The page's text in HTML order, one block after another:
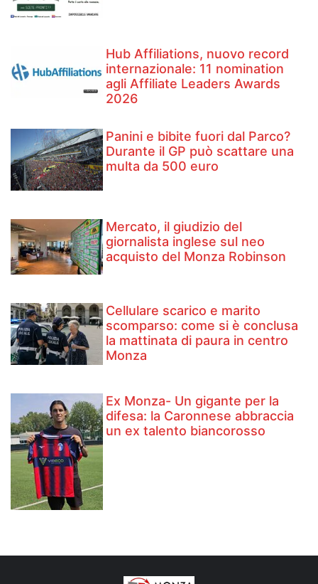
Hub Affiliations, nuovo record
internazionale: 11 nomination
agli Affiliate Leaders Awards
2026
Panini e bibite fuori dal Parco?
Durante il GP può scattare una
multa da 500 euro
Mercato, il giudizio del
giornalista inglese sul neo
acquisto del Monza Robinson
Cellulare scarico e marito
scomparso: come si è conclusa
la mattinata di paura in centro
Monza
Ex Monza- Un gigante per la
difesa: la Caronnese abbraccia
un ex talento biancorosso